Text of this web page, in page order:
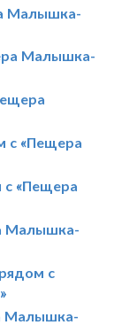
Малышка-
Малышка-
с «Пещера
с «Пещера
Малышка-
с
Малышка-